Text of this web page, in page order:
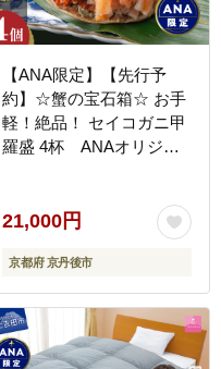
【ANA限定】【先行予
約】☆蟹の宝石箱☆ お手
軽！絶品！ セイコガニ甲
羅盛 4杯 ANAオリジナ
21,000円
京都府 京丹後市